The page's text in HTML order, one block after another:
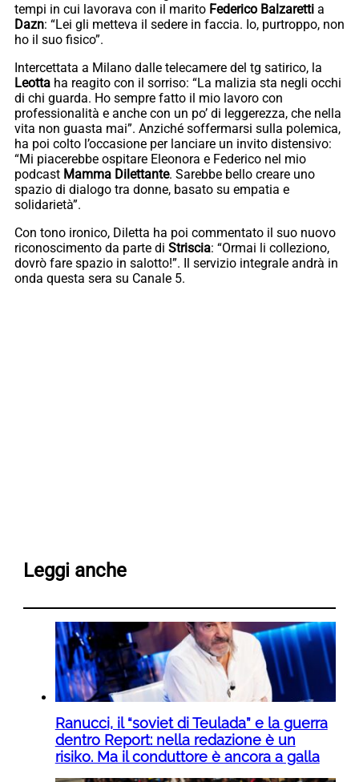
tempi in cui lavorava con il marito Federico Balzaretti a
Dazn: “Lei gli metteva il sedere in faccia. Io, purtroppo, non
ho il suo fisico”.
Intercettata a Milano dalle telecamere del tg satirico, la
Leotta ha reagito con il sorriso: “La malizia sta negli occhi
di chi guarda. Ho sempre fatto il mio lavoro con
professionalità e anche con un po’ di leggerezza, che nella
vita non guasta mai”. Anziché soffermarsi sulla polemica,
ha poi colto l’occasione per lanciare un invito distensivo:
“Mi piacerebbe ospitare Eleonora e Federico nel mio
podcast Mamma Dilettante. Sarebbe bello creare uno
spazio di dialogo tra donne, basato su empatia e
solidarietà”.
Con tono ironico, Diletta ha poi commentato il suo nuovo
riconoscimento da parte di Striscia: “Ormai li colleziono,
dovrò fare spazio in salotto!”. Il servizio integrale andrà in
onda questa sera su Canale 5.
Leggi anche
Ranucci, il “soviet di Teulada” e la guerra
dentro Report: nella redazione è un
risiko. Ma il conduttore è ancora a galla